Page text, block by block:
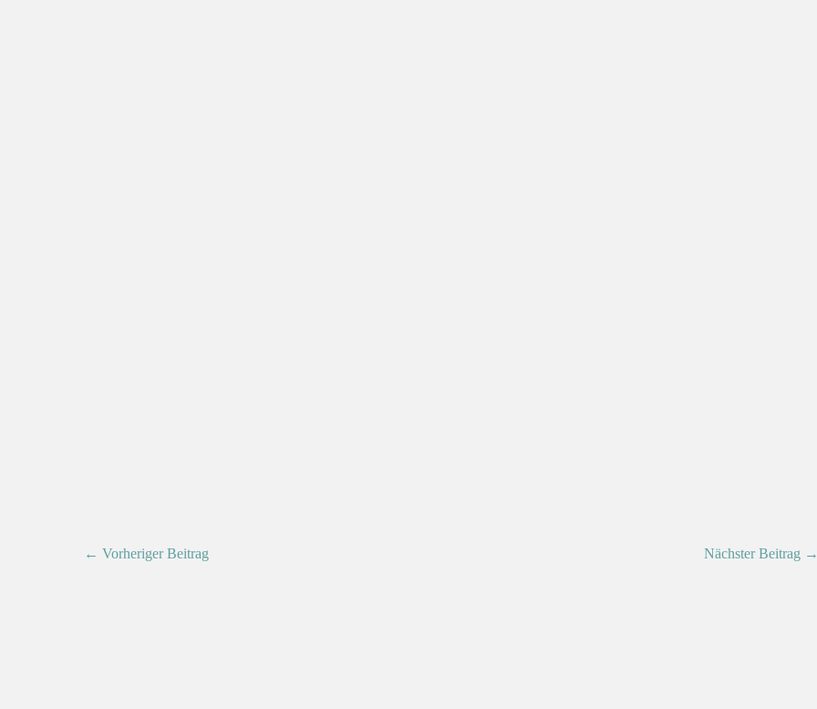
← Vorheriger Beitrag Nächster Beitrag →